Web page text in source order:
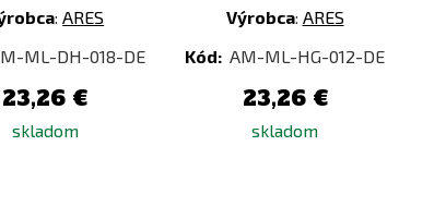
:ARES
ML-DH-018-DE
23,26 €
skladom
Výrobca: ARES
Kód: AM-ML-HG-012-DE
23,26 €
skladom